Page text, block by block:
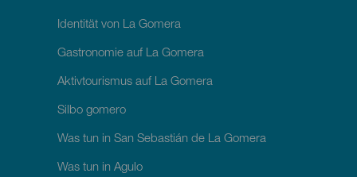
Identität von La Gomera
Gastronomie auf La Gomera
Aktivtourismus auf La Gomera
Silbo gomero
Was tun in San Sebastián de La Gomera
Was tun in Agulo